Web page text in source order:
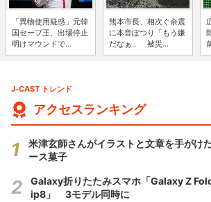
「異物使用疑惑」元韓
国セーブ王、出場停止
明けマウンドで...
熊本市長、相次ぐ余震
に本音ぽつり「もう嫌
だなぁ」 被災...
J-CAST トレンド
アクセスランキング
米津玄師さんがイラストと文章を手がけ
ース菓子
Galaxy折りたたみスマホ「Galaxy Z
ip8」 3モデル同時に